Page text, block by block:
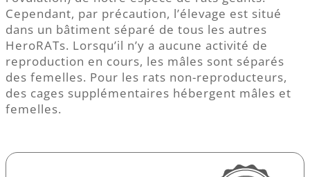
Cependant, par précaution, l’élevage est situé
dans un bâtiment séparé de tous les autres
HeroRATs. Lorsqu’il n’y a aucune activité de
reproduction en cours, les mâles sont séparés
des femelles. Pour les rats non-reproducteurs,
des cages supplémentaires hébergent mâles et
femelles.